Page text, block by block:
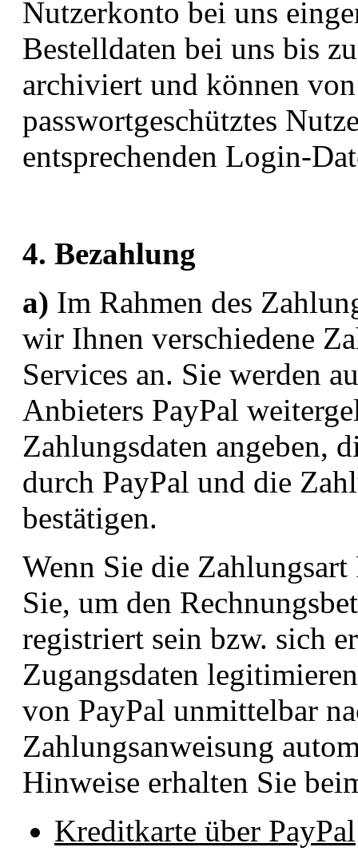
Nutzerkonto bei uns
Bestelldaten bei uns bis
archiviert und können
passwortgeschütztes
entsprechenden Login-
4. Bezahlung
a) Im Rahmen des
wir Ihnen verschiedene
Services an. Sie werden
Anbieters PayPal
Zahlungsdaten angeben,
durch PayPal und die
bestätigen.
Wenn Sie die Zahlungsart
Sie, um den
registriert sein bzw. sich
Zugangsdaten
von PayPal unmittelbar
Zahlungsanweisung
Hinweise erhalten Sie
Kreditkarte über PayPal